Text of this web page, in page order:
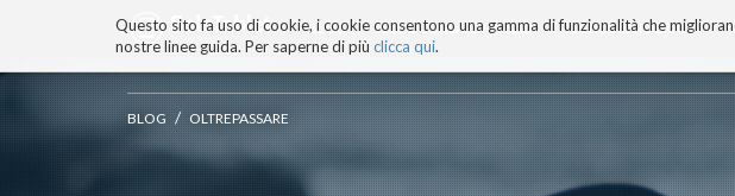
Questo sito fa uso di cookie, i cookie consentono una gamma di funzionalità che
nostre linee guida. Per saperne di più clicca qui.
BLOG TECNOCONSAPEVOLEZZA TECNOBIBLIOGRAFIA I
ai
contenuti.
Salta
BLOG / OLTREPASSARE